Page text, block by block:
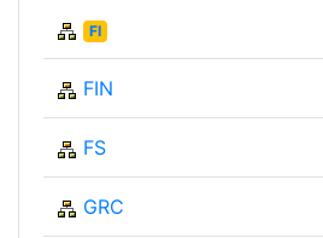
FI
FIN
FS
GRC